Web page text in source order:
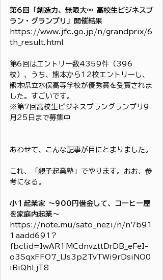
第6回「創造力、無限大∞ 高校生ビジネスプ
ラン・グランプリ」開催結果
https://www.jfc.go.jp/n/grandprix/6
th_result.html
第6回はエントリー数4359件（396
校）、うち、熊本から12校エントリーし、
熊本県立水俣高等学校が優秀賞を受賞されま
した。すごいです。
※第7回高校生ビジネスプラングランプリ9
月25日まで募集中
あわせて、こんな記事が目にとまりました。
これ、「親子起業塾」でやります。おお、参
考になる。
小１起業家 〜900円借金して、コーヒー屋
を家庭内起業〜
https://note.mu/sato_nezi/n/n7b91
1aadd691?
fbclid=IwAR1MCdnvzttDrDB_eFeI-
o3SqxFFO7_lJs3p2TvTWi9rDsiNO0
iBiQhLjT8